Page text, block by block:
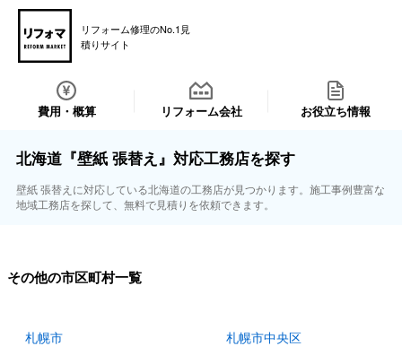
リフォーム修理のNo.1見
積りサイト
費用・概算 リフォーム会社 お役立ち情報
北海道『壁紙 張替え』対応工務店を探す
壁紙 張替えに対応している北海道の工務店が見つかります。施工事例豊富な
地域工務店を探して、無料で見積りを依頼できます。
その他の市区町村一覧
札幌市 札幌市中央区